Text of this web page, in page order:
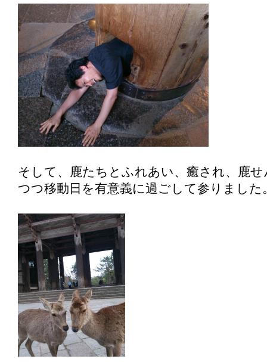
そして、鹿たちとふれあい、癒され、鹿
つつ移動日を有意義に過ごして参りました